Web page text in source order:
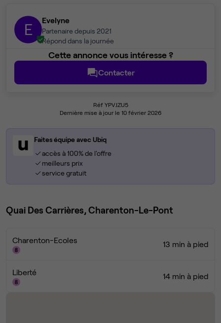
E Evelyne
Partenaire depuis 2021
Répond dans la journée
Cette annonce vous intéresse ?
Contacter
Réf YPVJZU5
Dernière mise à jour le 10 février 2026
Faites équipe avec Ubiq
accès à 100% de l'offre
meilleurs prix
service gratuit
Quai Des Carrières, Charenton-Le-Pont
Charenton-Ecoles 13 min à pied
Liberté 14 min à pied